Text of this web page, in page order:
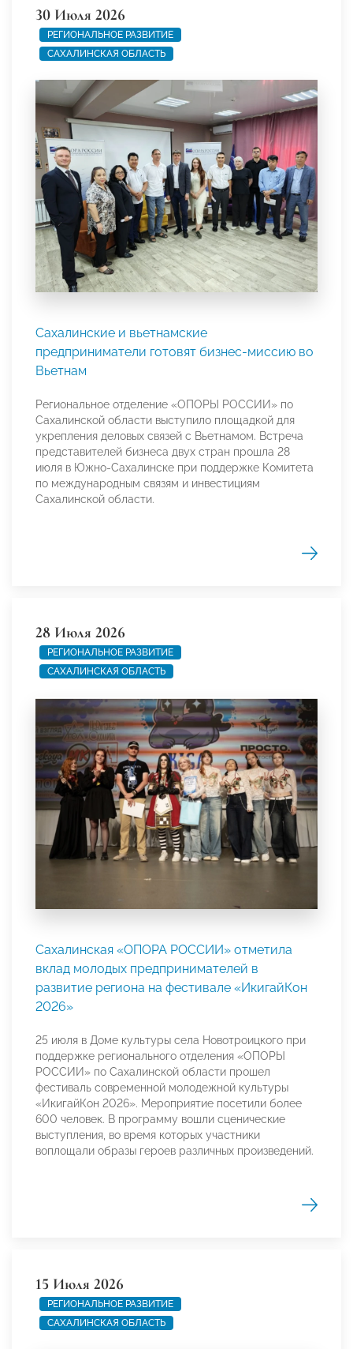
30 Июля 2026
РЕГИОНАЛЬНОЕ РАЗВИТИЕ
САХАЛИНСКАЯ ОБЛАСТЬ
Сахалинские и вьетнамские
предприниматели готовят бизнес-миссию во
Вьетнам
Региональное отделение «ОПОРЫ РОССИИ» по
Сахалинской области выступило площадкой для
укрепления деловых связей с Вьетнамом. Встреча
представителей бизнеса двух стран прошла 28
июля в Южно-Сахалинске при поддержке Комитета
по международным связям и инвестициям
Сахалинской области.
28 Июля 2026
РЕГИОНАЛЬНОЕ РАЗВИТИЕ
САХАЛИНСКАЯ ОБЛАСТЬ
Сахалинская «ОПОРА РОССИИ» отметила
вклад молодых предпринимателей в
развитие региона на фестивале «ИкигайКон
2026»
25 июля в Доме культуры села Новотроицкого при
поддержке регионального отделения «ОПОРЫ
РОССИИ» по Сахалинской области прошел
фестиваль современной молодежной культуры
«ИкигайКон 2026». Мероприятие посетили более
600 человек. В программу вошли сценические
выступления, во время которых участники
воплощали образы героев различных произведений.
15 Июля 2026
РЕГИОНАЛЬНОЕ РАЗВИТИЕ
САХАЛИНСКАЯ ОБЛАСТЬ